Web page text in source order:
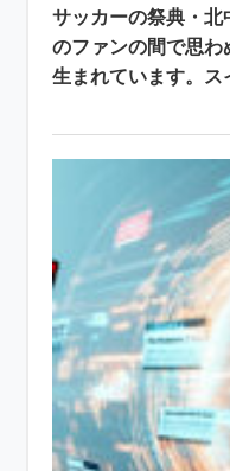
サッカーの祭典・
のファンの間で思わ
生まれています。